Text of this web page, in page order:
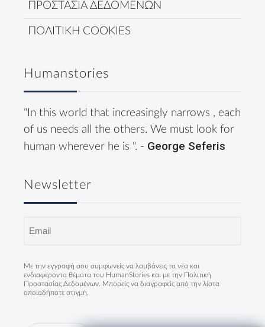
ΠΡΟΣΤΑΣΙΑ ΔΕΔΟΜΕΝΩΝ
ΠΟΛΙΤΙΚΗ COOKIES
Humanstories
"In this world that increasingly narrows , each
of us needs all the others. We must look for
human wherever he is ". - George Seferis
Newsletter
Με την εγγραφή σου συμφωνείς να λαμβάνεις τα νέα και
ενδιαφέροντα θέματα του HumanStories και με την Πολιτική
Προστασίας Δεδομένων . Μπορείς να διαγραφείς από την λίστα
οποιαδήποτε στιγμή.